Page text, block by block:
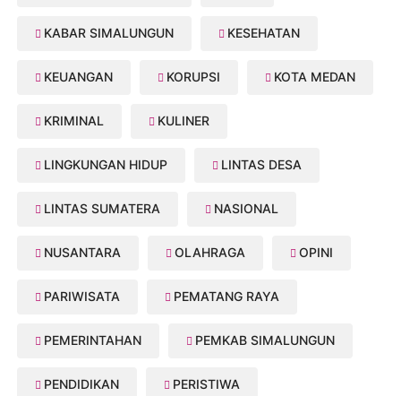
KABAR SIMALUNGUN KESEHATAN
KEUANGAN KORUPSI KOTA MEDAN
KRIMINAL KULINER
LINGKUNGAN HIDUP LINTAS DESA
LINTAS SUMATERA NASIONAL
NUSANTARA OLAHRAGA OPINI
PARIWISATA PEMATANG RAYA
PEMERINTAHAN PEMKAB SIMALUNGUN
PENDIDIKAN PERISTIWA